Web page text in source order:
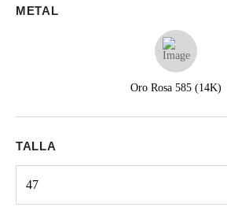
METAL
Oro Rosa 585 (14K)
TALLA
47